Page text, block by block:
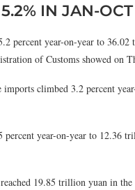
IN JAN-
percent year-on-year to
of Customs showed on
climbed 3.2 percent
year-on-year to 12.36
19.85 trillion yuan in